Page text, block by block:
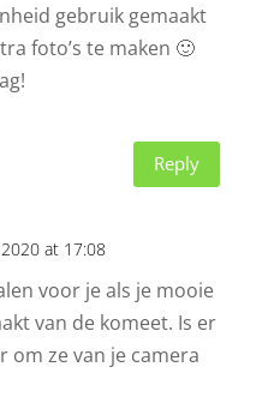
gebruik gemaakt
foto’s te maken 🙂
Reply
at 17:08
voor je als je mooie
van de komeet. Is er
om ze van je camera